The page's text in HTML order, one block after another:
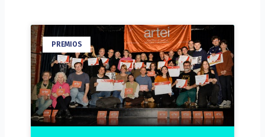
PREMIOS